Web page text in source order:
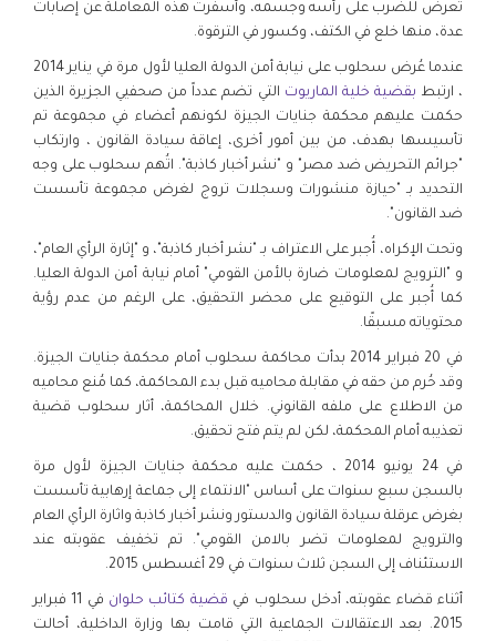
تعرض للضرب على رأسه وجسمه، وأسفرت هذه المعاملة عن إصابات
عدة، منها خلع في الكتف، وكسور في الترقوة.
عندما عُرض سحلوب على نيابة أمن الدولة العليا لأول مرة في يناير 2014
، ارتبط بقضية خلية الماريوت التي تضم عدداً من صحفيي الجزيرة الذين
حكمت عليهم محكمة جنايات الجيزة لكونهم أعضاء في مجموعة تم
تأسيسها بهدف، من بين أمور أخرى، إعاقة سيادة القانون ، وارتكاب
"جرائم التحريض ضد مصر" و "نشر أخبار كاذبة". اتُهم سحلوب على وجه
التحديد بـ "حيازة منشورات وسجلات تروج لغرض مجموعة تأسست
ضد القانون".
وتحت الإكراه، أُجبر على الاعتراف بـ "نشر أخبار كاذبة"، و "إثارة الرأي العام"،
و "الترويج لمعلومات ضارة بالأمن القومي" أمام نيابة أمن الدولة العليا.
كما أُجبر على التوقيع على محضر التحقيق، على الرغم من عدم رؤية
محتوياته مسبقًا.
في 20 فبراير 2014 بدأت محاكمة سحلوب أمام محكمة جنايات الجيزة.
وقد حُرم من حقه في مقابلة محاميه قبل بدء المحاكمة، كما مُنع محاميه
من الاطلاع على ملفه القانوني. خلال المحاكمة، أثار سحلوب قضية
تعذيبه أمام المحكمة، لكن لم يتم فتح تحقيق.
في 24 يونيو 2014 ، حكمت عليه محكمة جنايات الجيزة لأول مرة
بالسجن سبع سنوات على أساس "الانتماء إلى جماعة إرهابية تأسست
بغرض عرقلة سيادة القانون والدستور ونشر أخبار كاذبة واثارة الرأي العام
والترويج لمعلومات تضر بالامن القومي". تم تخفيف عقوبته عند
الاستئناف إلى السجن ثلاث سنوات في 29 أغسطس 2015.
أثناء قضاء عقوبته، أدخل سحلوب في قضية كتائب حلوان
في 11 فبراير
2015. بعد الاعتقالات الجماعية التي قامت بها وزارة الداخلية، أحالت